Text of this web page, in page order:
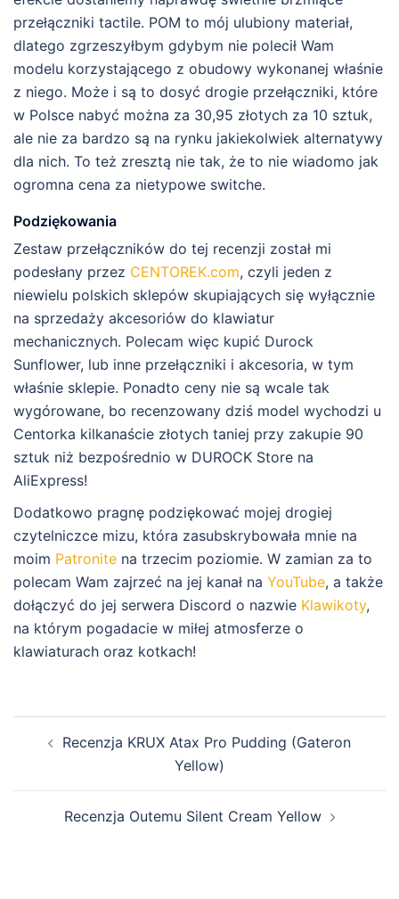
przełączniki tactile. POM to mój ulubiony materiał,
dlatego zgrzeszyłbym gdybym nie polecił Wam
modelu korzystającego z obudowy wykonanej właśnie
z niego. Może i są to dosyć drogie przełączniki, które
w Polsce nabyć można za 30,95 złotych za 10 sztuk,
ale nie za bardzo są na rynku jakiekolwiek alternatywy
dla nich. To też zresztą nie tak, że to nie wiadomo jak
ogromna cena za nietypowe switche.
Podziękowania
Zestaw przełączników do tej recenzji został mi
podesłany przez CENTOREK.com, czyli jeden z
niewielu polskich sklepów skupiających się wyłącznie
na sprzedaży akcesoriów do klawiatur
mechanicznych. Polecam więc kupić Durock
Sunflower, lub inne przełączniki i akcesoria, w tym
właśnie sklepie. Ponadto ceny nie są wcale tak
wygórowane, bo recenzowany dziś model wychodzi u
Centorka kilkanaście złotych taniej przy zakupie 90
sztuk niż bezpośrednio w DUROCK Store na
AliExpress!
Dodatkowo pragnę podziękować mojej drogiej
czytelniczce mizu, która zasubskrybowała mnie na
moim Patronite na trzecim poziomie. W zamian za to
polecam Wam zajrzeć na jej kanał na YouTube, a także
dołączyć do jej serwera Discord o nazwie Klawikoty,
na którym pogadacie w miłej atmosferze o
klawiaturach oraz kotkach!
wpisyRecenzja KRUX Atax Pro Pudding (Gateron
Yellow)
Recenzja Outemu Silent Cream Yellow